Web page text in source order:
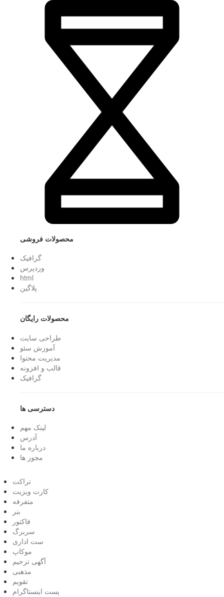
محصولات فروشی
گرافیک
وردپرس
html
پلاگین
محصولات رایگان
طراحی سایت
آموزش سئو
مدیریت محتوا
قالب و افزونه
گرافیک
دسترسی ها
لینک مهم
آدرس
درباره ما
مجوز ها
تراکت
کارت ویزیت
متفرفه
بنر
فاکتور
سربرگ
ست اداری
موکاپ
آگهی ترحیم
مذهبی
تقویم
پست اینستاگرام